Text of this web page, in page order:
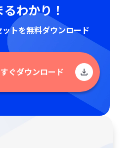
るわかり！
トを無料ダウンロード
ぐダウンロード